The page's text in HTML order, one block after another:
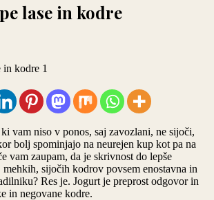
lase in kodre
vam niso v ponos, saj zavozlani, ne sijoči,
bolj spominjajo na neurejen kup kot pa na
vam zaupam, da je skrivnost do lepše
sijočih kodrov povsem enostavna in
Res je. Jogurt je preprost odgovor in
in negovane kodre.